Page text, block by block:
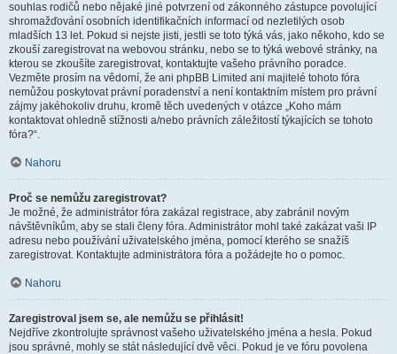
souhlas rodičů nebo nějaké jiné potvrzení od zákonného zástupce povolující
shromažďování osobních identifikačních informací od nezletilých osob
mladších 13 let. Pokud si nejste jisti, jestli se toto týká vás, jako někoho, kdo se
zkouší zaregistrovat na webovou stránku, nebo se to týká webové stránky, na
kterou se zkoušíte zaregistrovat, kontaktujte vašeho právního poradce.
Vezměte prosím na vědomí, že ani phpBB Limited ani majitelé tohoto fóra
nemůžou poskytovat právní poradenství a není kontaktním místem pro právní
zájmy jakéhokoliv druhu, kromě těch uvedených v otázce „Koho mám
kontaktovat ohledně stížnosti a/nebo právních záležitostí týkajících se tohoto
fóra?“.
Nahoru
Proč se nemůžu zaregistrovat?
Je možné, že administrátor fóra zakázal registrace, aby zabránil novým
návštěvníkům, aby se stali členy fóra. Administrátor mohl také zakázat vaši IP
adresu nebo používání uživatelského jména, pomocí kterého se snažíš
zaregistrovat. Kontaktujte administrátora fóra a požádejte ho o pomoc.
Nahoru
Zaregistroval jsem se, ale nemůžu se přihlásit!
Nejdříve zkontrolujte správnost vašeho uživatelského jména a hesla. Pokud
jsou správné, mohly se stát následující dvě věci. Pokud je ve fóru povolena